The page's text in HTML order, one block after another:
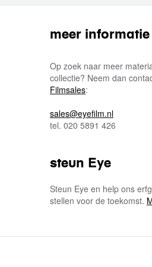
meer informatie
Op zoek naar meer
collectie? Neem dan
Filmsales:
sales@eyefilm.nl
tel. 020 5891 426
steun Eye
Steun Eye en help ons
stellen voor de toekomst.